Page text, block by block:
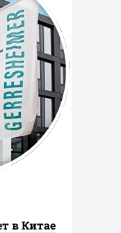
в Китае